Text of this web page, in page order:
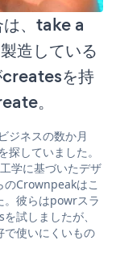
、take a
造している
を持
。
ジネスの数か月
していました。
学に基づいたデザ
のCrownpeakはこ
。彼らはpowrスラ
試しましたが、
で使いにくいもの